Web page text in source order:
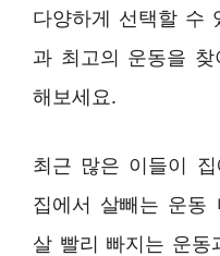
다양하게 선택할 수
과 최고의 운동을
해보세요.
최근 많은 이들이
집에서 살빼는 운동
살 빨리 빠지는 운동